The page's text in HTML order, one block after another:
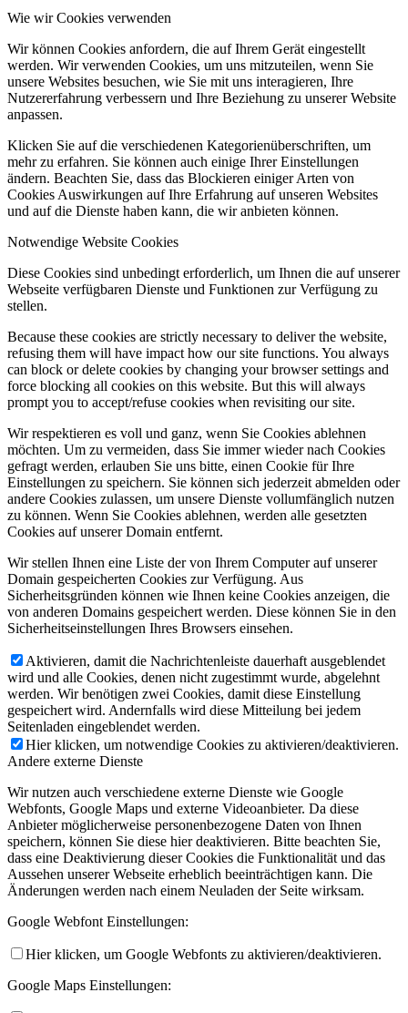
Wie wir Cookies verwenden
Wir können Cookies anfordern, die auf Ihrem Gerät eingestellt
werden. Wir verwenden Cookies, um uns mitzuteilen, wenn Sie
unsere Websites besuchen, wie Sie mit uns interagieren, Ihre
Nutzererfahrung verbessern und Ihre Beziehung zu unserer Website
anpassen.
Klicken Sie auf die verschiedenen Kategorienüberschriften, um
mehr zu erfahren. Sie können auch einige Ihrer Einstellungen
ändern. Beachten Sie, dass das Blockieren einiger Arten von
Cookies Auswirkungen auf Ihre Erfahrung auf unseren Websites
und auf die Dienste haben kann, die wir anbieten können.
Notwendige Website Cookies
Diese Cookies sind unbedingt erforderlich, um Ihnen die auf unserer
Webseite verfügbaren Dienste und Funktionen zur Verfügung zu
stellen.
Because these cookies are strictly necessary to deliver the website,
refusing them will have impact how our site functions. You always
can block or delete cookies by changing your browser settings and
force blocking all cookies on this website. But this will always
prompt you to accept/refuse cookies when revisiting our site.
Wir respektieren es voll und ganz, wenn Sie Cookies ablehnen
möchten. Um zu vermeiden, dass Sie immer wieder nach Cookies
gefragt werden, erlauben Sie uns bitte, einen Cookie für Ihre
Einstellungen zu speichern. Sie können sich jederzeit abmelden oder
andere Cookies zulassen, um unsere Dienste vollumfänglich nutzen
zu können. Wenn Sie Cookies ablehnen, werden alle gesetzten
Cookies auf unserer Domain entfernt.
Wir stellen Ihnen eine Liste der von Ihrem Computer auf unserer
Domain gespeicherten Cookies zur Verfügung. Aus
Sicherheitsgründen können wie Ihnen keine Cookies anzeigen, die
von anderen Domains gespeichert werden. Diese können Sie in den
Sicherheitseinstellungen Ihres Browsers einsehen.
Aktivieren, damit die Nachrichtenleiste dauerhaft ausgeblendet
wird und alle Cookies, denen nicht zugestimmt wurde, abgelehnt
werden. Wir benötigen zwei Cookies, damit diese Einstellung
gespeichert wird. Andernfalls wird diese Mitteilung bei jedem
Seitenladen eingeblendet werden.
Hier klicken, um notwendige Cookies zu aktivieren/deaktivieren.
Andere externe Dienste
Wir nutzen auch verschiedene externe Dienste wie Google
Webfonts, Google Maps und externe Videoanbieter. Da diese
Anbieter möglicherweise personenbezogene Daten von Ihnen
speichern, können Sie diese hier deaktivieren. Bitte beachten Sie,
dass eine Deaktivierung dieser Cookies die Funktionalität und das
Aussehen unserer Webseite erheblich beeinträchtigen kann. Die
Änderungen werden nach einem Neuladen der Seite wirksam.
Google Webfont Einstellungen:
Hier klicken, um Google Webfonts zu aktivieren/deaktivieren.
Google Maps Einstellungen: